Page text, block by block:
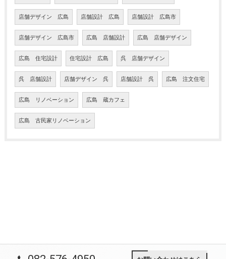
店舗デザイン 広島 店舗設計 広島 店舗設計 広島市
店舗デザイン 広島市 広島 店舗設計 広島 店舗デザイン
広島 住宅設計 住宅設計 広島 呉 店舗デザイン
呉 店舗設計 店舗デザイン 呉 店舗設計 呉 広島 注文住宅
広島 リノベーション 広島 蔵カフェ
広島 古民家リノベーション